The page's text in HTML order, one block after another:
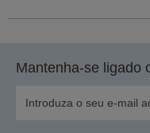
Mantenha-se ligado